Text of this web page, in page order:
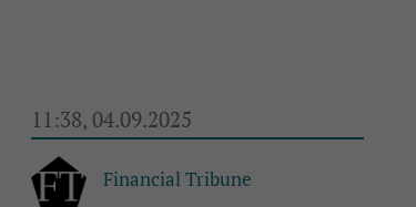
11:38, 04.09.2025
Financial Tribune